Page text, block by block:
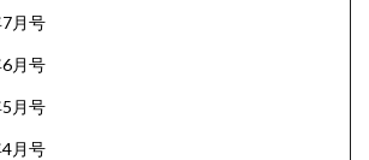
月号
月号
月号
月号